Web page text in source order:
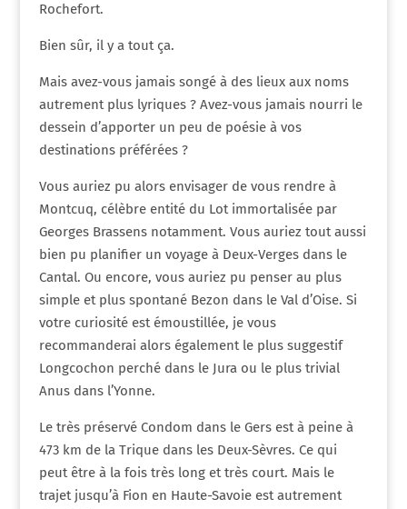
Rochefort.
Bien sûr, il y a tout ça.
Mais avez-vous jamais songé à des lieux aux noms
autrement plus lyriques ? Avez-vous jamais nourri le
dessein d’apporter un peu de poésie à vos
destinations préférées ?
Vous auriez pu alors envisager de vous rendre à
Montcuq, célèbre entité du Lot immortalisée par
Georges Brassens notamment. Vous auriez tout aussi
bien pu planifier un voyage à Deux-Verges dans le
Cantal. Ou encore, vous auriez pu penser au plus
simple et plus spontané Bezon dans le Val d’Oise. Si
votre curiosité est émoustillée, je vous
recommanderai alors également le plus suggestif
Longcochon perché dans le Jura ou le plus trivial
Anus dans l’Yonne.
Le très préservé Condom dans le Gers est à peine à
473 km de la Trique dans les Deux-Sèvres. Ce qui
peut être à la fois très long et très court. Mais le
trajet jusqu’à Fion en Haute-Savoie est autrement